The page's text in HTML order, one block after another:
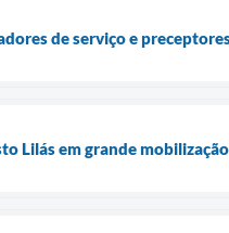
de serviço e
Lilás em grande